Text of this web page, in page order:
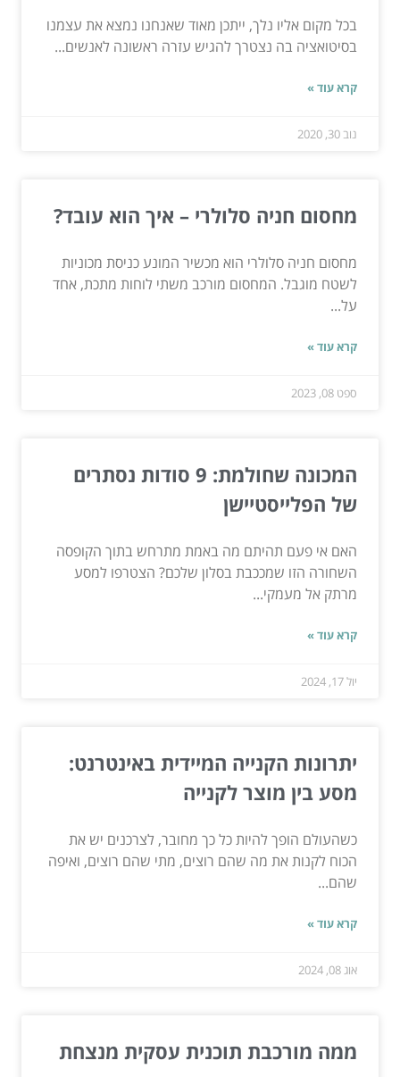
בכל מקום אליו נלך, ייתכן מאוד שאנחנו נמצא את עצמנו
בסיטואציה בה נצטרך להגיש עזרה ראשונה לאנשים...
קרא עוד »
נוב 30, 2020
מחסום חניה סלולרי – איך הוא עובד?
מחסום חניה סלולרי הוא מכשיר המונע כניסת מכוניות
לשטח מוגבל. המחסום מורכב משתי לוחות מתכת, אחד
על...
קרא עוד »
ספט 08, 2023
המכונה שחולמת: 9 סודות נסתרים
של הפלייסטיישן
האם אי פעם תהיתם מה באמת מתרחש בתוך הקופסה
השחורה הזו שמככבת בסלון שלכם? הצטרפו למסע
מרתק אל מעמקי...
קרא עוד »
יול 17, 2024
יתרונות הקנייה המיידית באינטרנט:
מסע בין מוצר לקנייה
כשהעולם הופך להיות כל כך מחובר, לצרכנים יש את
הכוח לקנות את מה שהם רוצים, מתי שהם רוצים, ואיפה
שהם...
קרא עוד »
אוג 08, 2024
ממה מורכבת תוכנית עסקית מנצחת